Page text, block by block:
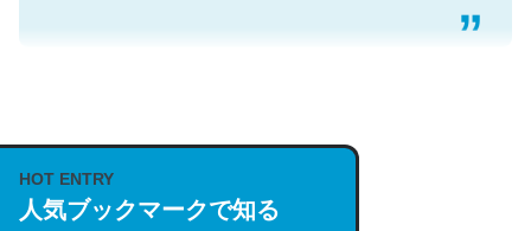
説してる記事が少ないので貴重な良記事。/続編来た
https://isobe324649.hatenablog.com/entry/2023/03/27
/064121
HOT ENTRY
人気ブックマークで知る